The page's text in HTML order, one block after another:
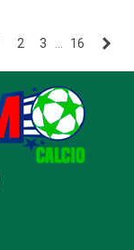
2 3 16